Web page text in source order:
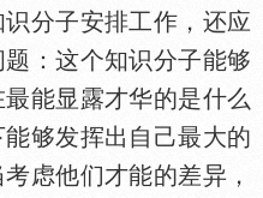
分子安排工作，还应
：这个知识分子能够
能显露才华的是什么
够发挥出自己最大的
虑他们才能的差异，